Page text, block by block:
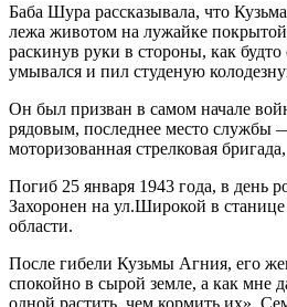
Баба Шура рассказывала, что
лежа животом на лужайке
раскинув руки в стороны, как
умывался и пил студеную
Он был призван в самом начале
рядовым, последнее место службы
моторизованная стрелковая
Погиб 25 января 1943 года, в день
Захоронен на ул.Широкой в
области.
После гибели Кузьмы Агния, его
спокойно в сырой земле, а как мне
одной растить, чем кормить их».